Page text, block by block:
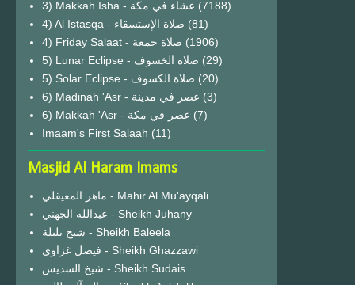
3) Makkah Isha - عشاء في مكة (7188)
4) Al Istasqa - صلاة الإستسقاء (81)
4) Friday Salaat - صلاة جمعة (1906)
5) Lunar Eclipse - صلاة الخسوف (29)
(20)
6) Madinah 'Asr - عصر في مدينة (3)
6) Makkah 'Asr - عصر في مكة (7)
Imaam's First Salaah (11)
Masjid Al Haram Imams
ماهر المعيقلي - Mahir Al Mu'ayqali
عبدالله الجهني - Sheikh Juhany
شيخ بليلة - Sheikh Baleela
فيصل غزاوي - Sheikh Ghazzawi
شيخ السديس - Sheikh Sudais